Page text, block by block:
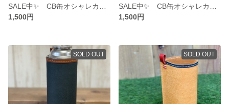
1,500円
1,500円
SOLD OUT SOLD OUT